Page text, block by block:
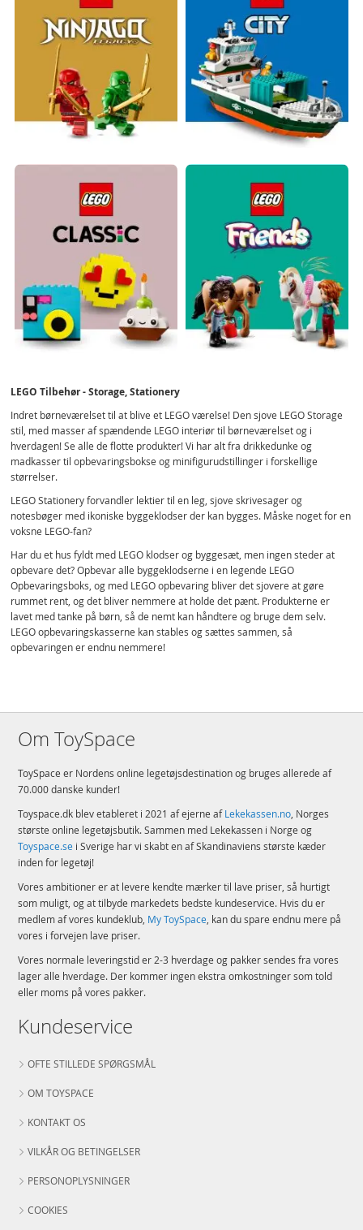
LEGO Tilbehør - Storage, Stationery
Indret børneværelset til at blive et LEGO værelse! Den sjove LEGO Storage
stil, med masser af spændende LEGO interiør til børneværelset og i
hverdagen! Se alle de flotte produkter! Vi har alt fra drikkedunke og
madkasser til opbevaringsbokse og minifigurudstillinger i forskellige
størrelser.
LEGO Stationery forvandler lektier til en leg, sjove skrivesager og
notesbøger med ikoniske byggeklodser der kan bygges. Måske noget for en
voksne LEGO-fan?
Har du et hus fyldt med LEGO klodser og byggesæt, men ingen steder at
opbevare det? Opbevar alle byggeklodserne i en legende LEGO
Opbevaringsboks, og med LEGO opbevaring bliver det sjovere at gøre
rummet rent, og det bliver nemmere at holde det pænt. Produkterne er
lavet med tanke på børn, så de nemt kan håndtere og bruge dem selv.
LEGO opbevaringskasserne kan stables og sættes sammen, så
opbevaringen er endnu nemmere!
Om ToySpace
ToySpace er Nordens online legetøjsdestination og bruges allerede af
70.000 danske kunder!
Toyspace.dk blev etableret i 2021 af ejerne afLekekassen.no , Norges
største online legetøjsbutik. Sammen med Lekekassen i Norge og
Toyspace.se i Sverige har vi skabt en af Skandinaviens største kæder
inden for legetøj!
Vores ambitioner er at levere kendte mærker til lave priser, så hurtigt
som muligt, og at tilbyde markedets bedste kundeservice. Hvis du er
medlem af vores kundeklub, My ToySpace , kan du spare endnu mere på
vores i forvejen lave priser.
Vores normale leveringstid er 2-3 hverdage og pakker sendes fra vores
lager alle hverdage. Der kommer ingen ekstra omkostninger som told
eller moms på vores pakker.
Kundeservice
OFTE STILLEDE SPØRGSMÅL
OM TOYSPACE
KONTAKT OS
VILKÅR OG BETINGELSER
PERSONOPLYSNINGER
COOKIES